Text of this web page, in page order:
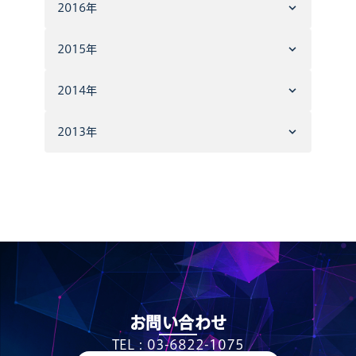
2016年
2015年
2014年
2013年
お問い合わせ
TEL：03-6822-1075